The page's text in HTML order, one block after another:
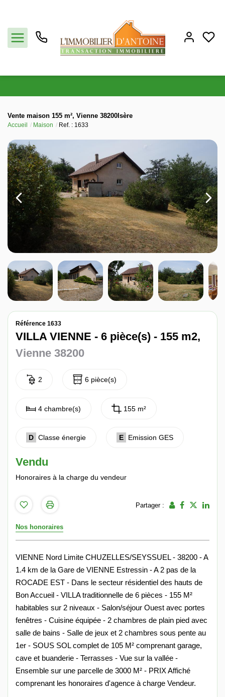
Vendre
Estimation
Notre agence
Partenaires
Nos avis
Contact
Vente maison 155 m², Vienne 38200Isère
Accueil Maison Ref. : 1633
Référence 1633
VILLA VIENNE - 6 pièce(s) - 155 m2,
Vienne 38200
2 6 pièce(s)
4 chambre(s) 155 m²
D Classe énergie E Emission GES
Vendu
Honoraires à la charge du vendeur
Partager :
Nos honoraires
VIENNE Nord Limite CHUZELLES/SEYSSUEL - 38200 - A
1.4 km de la Gare de VIENNE Estressin - A 2 pas de la
ROCADE EST - Dans le secteur résidentiel des hauts de
Bon Accueil - VILLA traditionnelle de 6 pièces - 155 M²
habitables sur 2 niveaux - Salon/séjour Ouest avec portes
fenêtres - Cuisine équipée - 2 chambres de plain pied avec
salle de bains - Salle de jeux et 2 chambres sous pente au
1er - SOUS SOL complet de 105 M² comprenant garage,
cave et buanderie - Terrasses - Vue sur la vallée -
Ensemble sur une parcelle de 3000 M² - PRIX Affiché
comprenant les honoraires d'agence à charge Vendeur.